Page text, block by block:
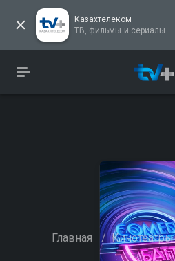
Казахтелеком
ТВ, фильмы и сериалы
Главная / Кинотеатры